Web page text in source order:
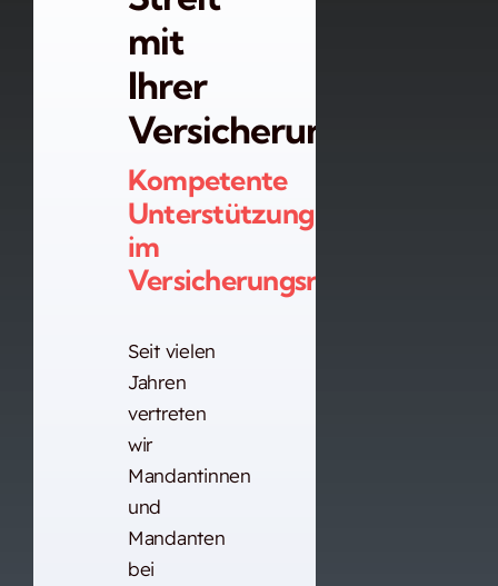
mit
Ihrer
Versicherung?
Kompetente
Unterstützung
im
Versicherungsrecht.
Seit vielen
Jahren
vertreten
wir
Mandantinnen
und
Mandanten
bei